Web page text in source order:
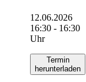
12.06.2026
16:30 - 16:30
Uhr
Termin
herunterladen